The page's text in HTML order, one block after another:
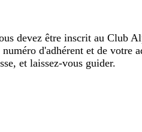
devez être inscrit au Club
d'adhérent et de votre
et laissez-vous guider.